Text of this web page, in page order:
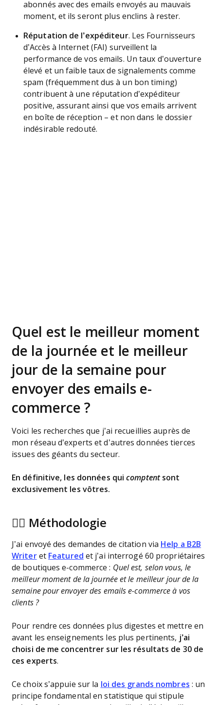
abonnés avec des emails envoyés au mauvais
moment, et ils seront plus enclins à rester.
Réputation de l’expéditeur. Les Fournisseurs
d’Accès à Internet (FAI) surveillent la
performance de vos emails. Un taux d’ouverture
élevé et un faible taux de signalements comme
spam (fréquemment dus à un bon timing)
contribuent à une réputation d’expéditeur
positive, assurant ainsi que vos emails arrivent
en boîte de réception – et non dans le dossier
indésirable redouté.
Quel est le meilleur moment
de la journée et le meilleur
jour de la semaine pour
envoyer des emails e-
commerce ?
Voici les recherches que j’ai recueillies auprès de
mon réseau d’experts et d’autres données tierces
issues des géants du secteur.
En définitive, les données quicomptentsont
exclusivement les vôtres.
👉🏼 Méthodologie
J’ai envoyé des demandes de citation via Help a B2B
Writeret Featured et j’ai interrogé 60 propriétaires
de boutiques e-commerce : Quel est, selon vous, le
meilleur moment de la journée et le meilleur jour de la
semaine pour envoyer des emails e-commerce à vos
clients ?
Pour rendre ces données plus digestes et mettre en
avant les enseignements les plus pertinents, j’ai
choisi de me concentrer sur les résultats de 30 de
ces experts.
Ce choix s’appuie sur la loi des grands nombres : un
principe fondamental en statistique qui stipule